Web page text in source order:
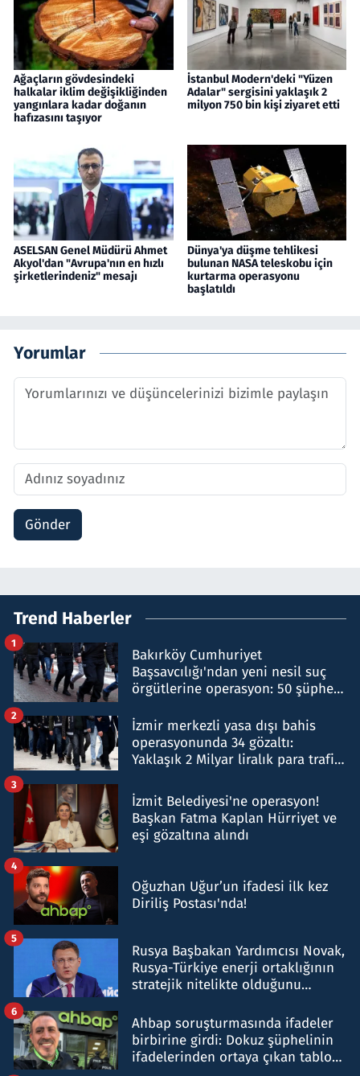
Ağaçların gövdesindeki
halkalar iklim değişikliğinden
yangınlara kadar doğanın
hafızasını taşıyor
İstanbul Modern'deki "Yüzen
Adalar" sergisini yaklaşık 2
milyon 750 bin kişi ziyaret etti
ASELSAN Genel Müdürü Ahmet
Akyol'dan "Avrupa'nın en hızlı
şirketlerindeniz" mesajı
Dünya'ya düşme tehlikesi
bulunan NASA teleskobu için
kurtarma operasyonu
başlatıldı
Yorumlar
Gönder
Trend Haberler
Bakırköy Cumhuriyet
Başsavcılığı'ndan yeni nesil suç
örgütlerine operasyon: 50 şüpheli
1
İzmir merkezli yasa dışı bahis
operasyonunda 34 gözaltı:
Yaklaşık 2 Milyar liralık para trafiği
2
İzmit Belediyesi'ne operasyon!
Başkan Fatma Kaplan Hürriyet ve
eşi gözaltına alındı
3
Oğuzhan Uğur’un ifadesi ilk kez
Diriliş Postası'nda!
4
Rusya Başbakan Yardımcısı Novak,
Rusya-Türkiye enerji ortaklığının
stratejik nitelikte olduğunu
5
Ahbap soruşturmasında ifadeler
birbirine girdi: Dokuz şüphelinin
ifadelerinden ortaya çıkan tablo
6